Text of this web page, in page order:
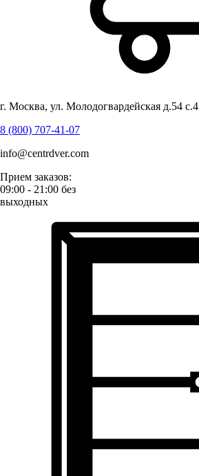
г. Москва, ул. Молодогвардейская д.54 с.4
8 (800) 707-41-07
info@centrdver.com
Прием заказов:
09:00 - 21:00 без
выходных